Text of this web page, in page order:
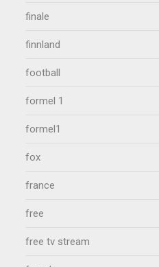
finale
finnland
football
formel 1
formel1
fox
france
free
free tv stream